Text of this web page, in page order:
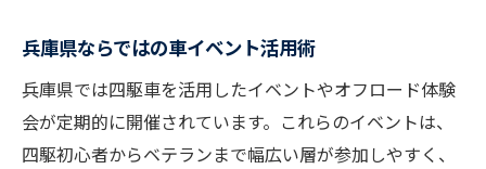
兵庫県ならではの車イベント活用術
兵庫県では四駆車を活用したイベントやオフロード体験
会が定期的に開催されています。これらのイベントは、
四駆初心者からベテランまで幅広い層が参加しやすく、